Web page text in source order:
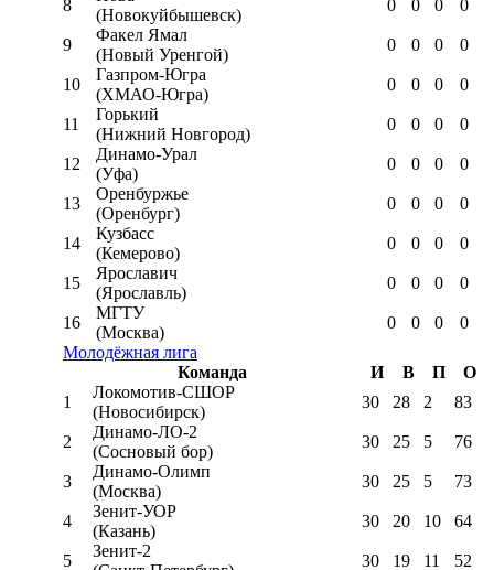
8
(Новокуйбышевск)
0 0 0 0
9
Факел Ямал
(Новый Уренгой)
0 0 0 0
10
Газпром-Югра
(ХМАО-Югра)
0 0 0 0
11
Горький
(Нижний Новгород)
0 0 0 0
12
Динамо-Урал
(Уфа)
0 0 0 0
13
Оренбуржье
(Оренбург)
0 0 0 0
14
Кузбасс
(Кемерово)
0 0 0 0
15
Ярославич
(Ярославль)
0 0 0 0
16
МГТУ
(Москва)
0 0 0
0
Молодёжная лига
Команда
И В П
О
1
Локомотив-CШОР
(Новосибирск)
30 28 2 83
2
Динамо-ЛО-2
(Сосновый бор)
30 25 5 76
3
Динамо-Олимп
(Москва)
30 25 5 73
4
Зенит-УОР
(Казань)
30 20 10 64
5
Зенит-2
30 19 11 52